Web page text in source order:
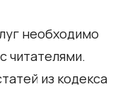
необходимо
читателями.
из кодекса